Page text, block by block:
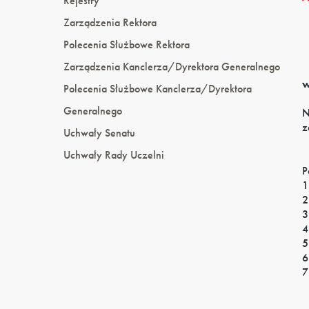
Zarządzenia Rektora
Polecenia Służbowe Rektora
Zarządzenia Kanclerza/Dyrektora Generalnego
Polecenia Służbowe Kanclerza/Dyrektora
Generalnego
Uchwały Senatu
Uchwały Rady Uczelni